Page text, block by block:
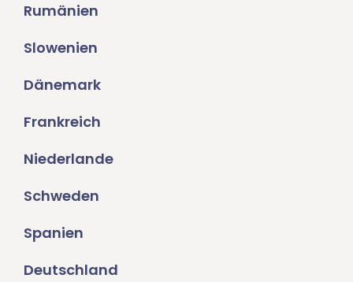
Rumänien
Slowenien
Dänemark
Frankreich
Niederlande
Schweden
Spanien
Deutschland